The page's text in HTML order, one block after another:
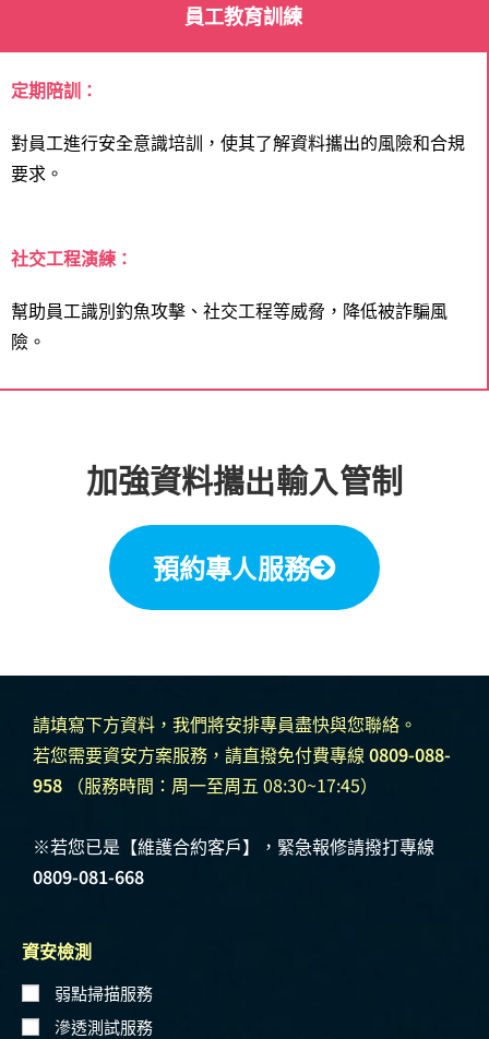
員工教育訓練
定期陪訓：
對員工進行安全意識培訓，使其了解資料攜出的風險和合規
要求。
社交工程演練：
幫助員工識別釣魚攻擊、社交工程等威脅，降低被詐騙風
險。
加強資料攜出輸入管制
預約專人服務
請填寫下方資料，我們將安排專員盡快與您聯絡。
若您需要資安方案服務，請直撥免付費專線 0809-088-
958 （服務時間：周一至周五 08:30~17:45）
※若您已是【維護合約客戶】，緊急報修請撥打專線
0809-081-668
資安檢測
弱點掃描服務
滲透測試服務